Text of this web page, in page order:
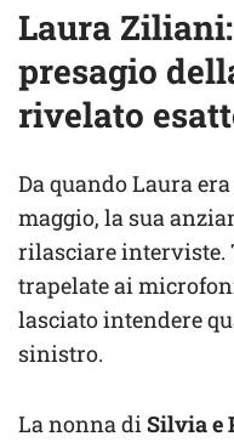
Laura
presagio
rivelato
Da quando Laura
maggio, la sua
rilasciare interviste.
trapelate ai
lasciato intendere
sinistro.
La nonna diSilvia e